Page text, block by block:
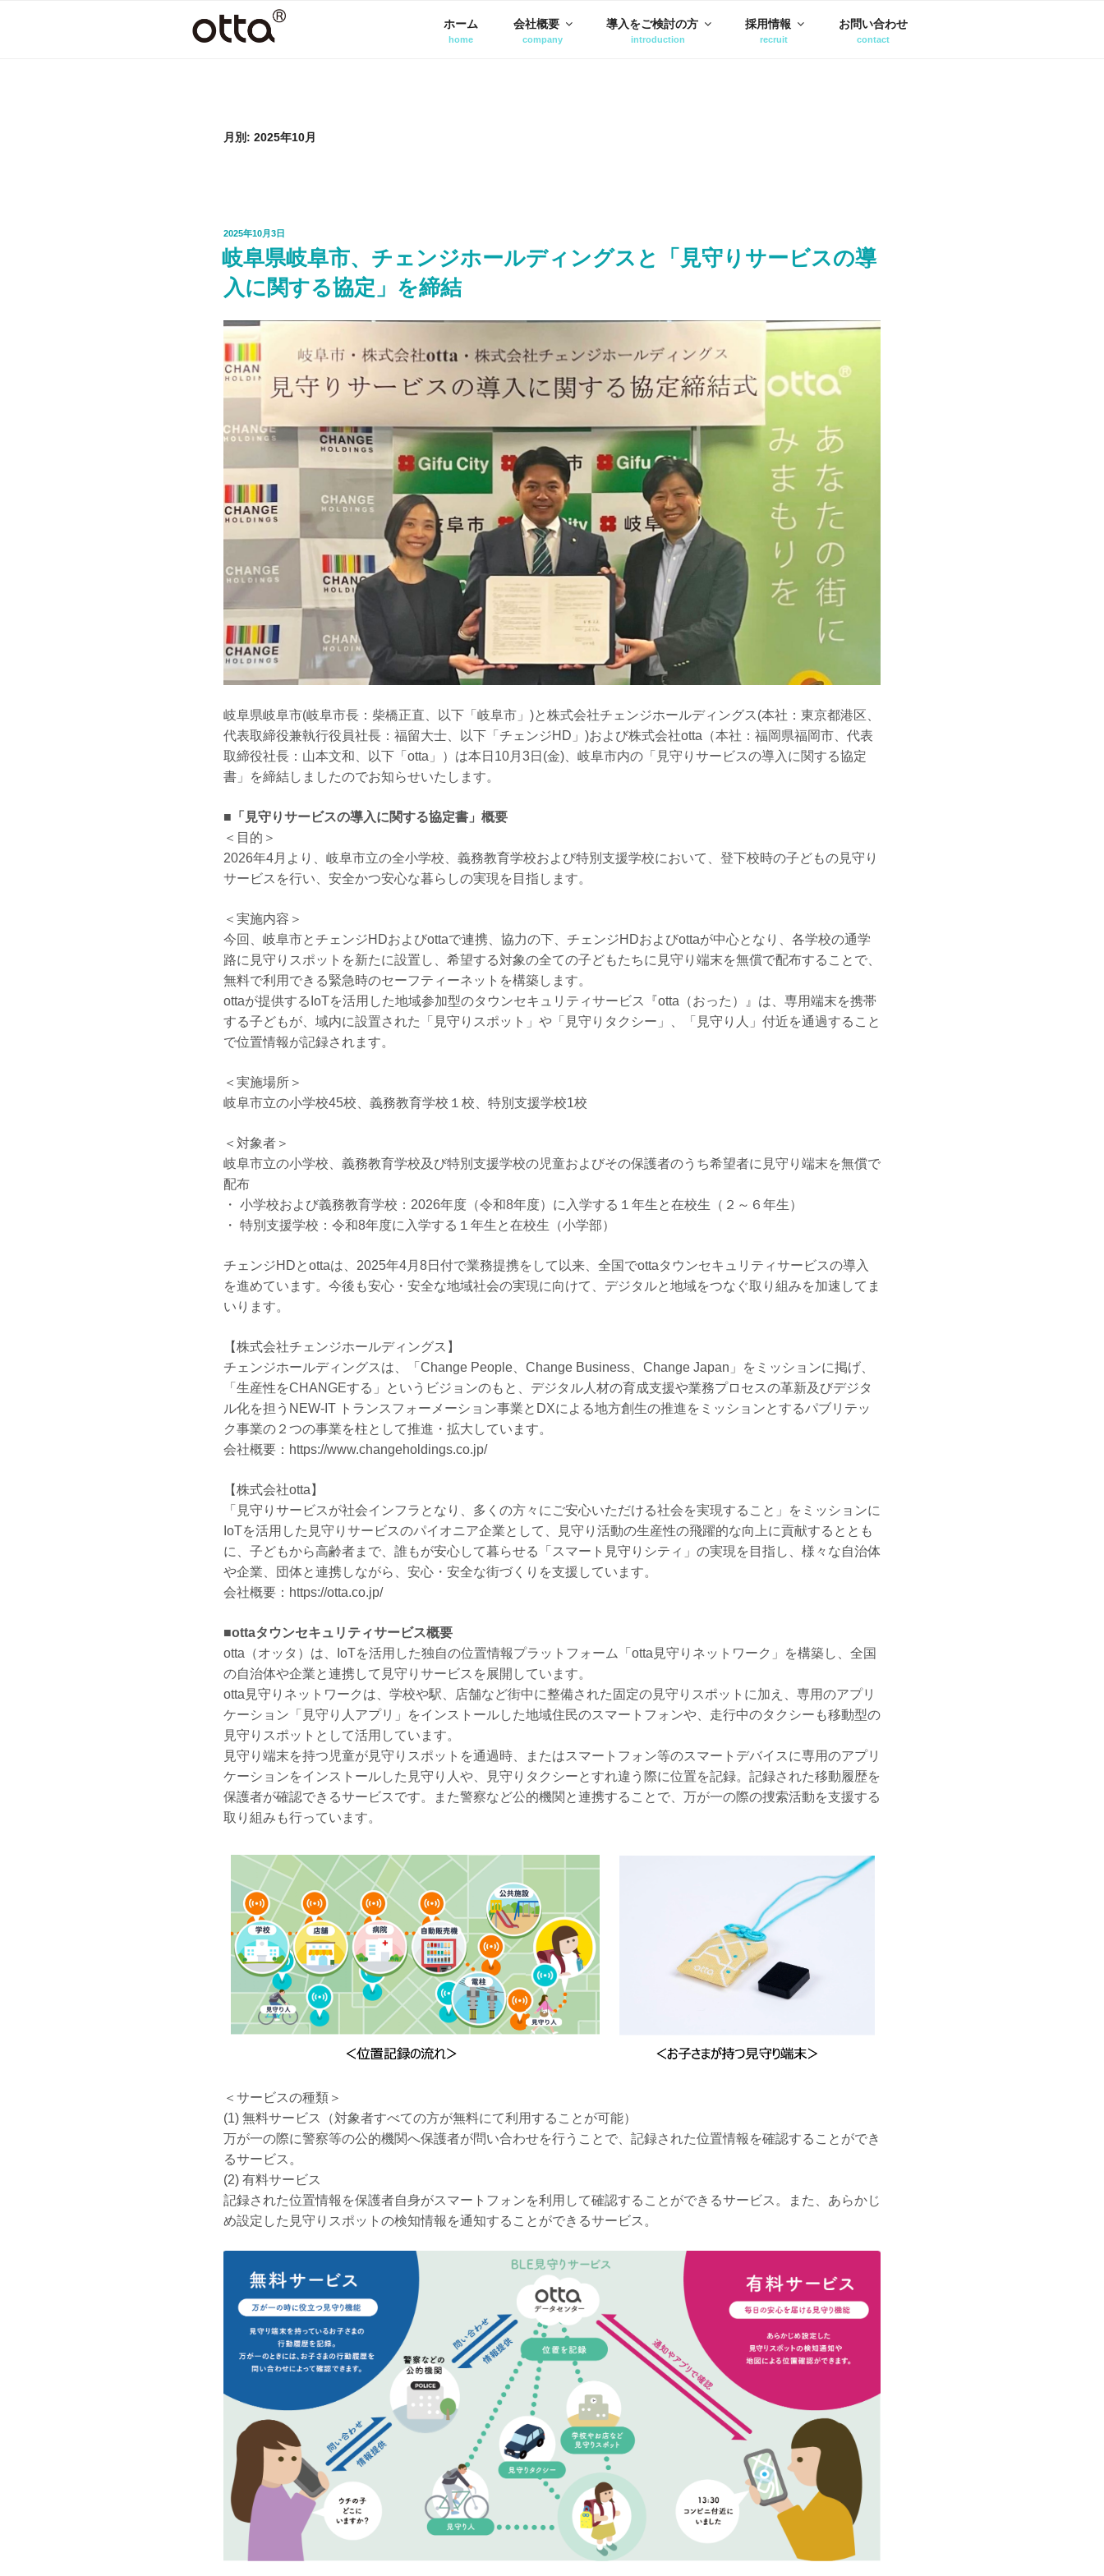
ホーム 会社概要 導入をご検討の方 採用情報 お問い合わせ
月別: 2025年10月
投
稿
日:
2025年10月3日
岐⾩県岐⾩市、チェンジホールディングスと「⾒守りサービスの導
⼊に関する協定」を締結
岐阜県岐阜市(岐阜市長：柴橋正直、以下「岐阜市」)と株式会社チェンジホールディングス(本社：東京都港区、
代表取締役兼執行役員社長：福留大士、以下「チェンジHD」)および株式会社otta（本社：福岡県福岡市、代表
取締役社長：山本文和、以下「otta」）は本日10月3日(金)、岐阜市内の「見守りサービスの導入に関する協定
書」を締結しましたのでお知らせいたします。
■「見守りサービスの導入に関する協定書」概要
＜目的＞
2026年4月より、岐阜市立の全小学校、義務教育学校および特別支援学校において、登下校時の子どもの見守り
サービスを行い、安全かつ安心な暮らしの実現を目指します。
＜実施内容＞
今回、岐阜市とチェンジHDおよびottaで連携、協力の下、チェンジHDおよびottaが中心となり、各学校の通学
路に見守りスポットを新たに設置し、希望する対象の全ての子どもたちに見守り端末を無償で配布することで、
無料で利用できる緊急時のセーフティーネットを構築します。
ottaが提供するIoTを活用した地域参加型のタウンセキュリティサービス『otta（おった）』は、専用端末を携帯
する子どもが、域内に設置された「見守りスポット」や「見守りタクシー」、「見守り人」付近を通過すること
で位置情報が記録されます。
＜実施場所＞
岐阜市立の小学校45校、義務教育学校１校、特別支援学校1校
＜対象者＞
岐阜市立の小学校、義務教育学校及び特別支援学校の児童およびその保護者のうち希望者に見守り端末を無償で
配布
・ 小学校および義務教育学校：2026年度（令和8年度）に入学する１年生と在校生（２～６年生）
・ 特別支援学校：令和8年度に入学する１年生と在校生（小学部）
チェンジHDとottaは、2025年4月8日付で業務提携をして以来、全国でottaタウンセキュリティサービスの導入
を進めています。今後も安心・安全な地域社会の実現に向けて、デジタルと地域をつなぐ取り組みを加速してま
いります。
【株式会社チェンジホールディングス】
チェンジホールディングスは、「Change People、Change Business、Change Japan」をミッションに掲げ、
「生産性をCHANGEする」というビジョンのもと、デジタル人材の育成支援や業務プロセスの革新及びデジタ
ル化を担うNEW-IT トランスフォーメーション事業とDXによる地方創生の推進をミッションとするパブリテッ
ク事業の２つの事業を柱として推進・拡大しています。
会社概要：https://www.changeholdings.co.jp/
【株式会社otta】
「見守りサービスが社会インフラとなり、多くの方々にご安心いただける社会を実現すること」をミッションに
IoTを活用した見守りサービスのパイオニア企業として、見守り活動の生産性の飛躍的な向上に貢献するととも
に、子どもから高齢者まで、誰もが安心して暮らせる「スマート見守りシティ」の実現を目指し、様々な自治体
や企業、団体と連携しながら、安心・安全な街づくりを支援しています。
会社概要：https://otta.co.jp/
■ottaタウンセキュリティサービス概要
otta（オッタ）は、IoTを活用した独自の位置情報プラットフォーム「otta見守りネットワーク」を構築し、全国
の自治体や企業と連携して見守りサービスを展開しています。
otta見守りネットワークは、学校や駅、店舗など街中に整備された固定の見守りスポットに加え、専用のアプリ
ケーション「見守り人アプリ」をインストールした地域住民のスマートフォンや、走行中のタクシーも移動型の
見守りスポットとして活用しています。
見守り端末を持つ児童が見守りスポットを通過時、またはスマートフォン等のスマートデバイスに専用のアプリ
ケーションをインストールした見守り人や、見守りタクシーとすれ違う際に位置を記録。記録された移動履歴を
保護者が確認できるサービスです。また警察など公的機関と連携することで、万が一の際の捜索活動を支援する
取り組みも行っています。
＜サービスの種類＞
(1) 無料サービス（対象者すべての方が無料にて利用することが可能）
万が一の際に警察等の公的機関へ保護者が問い合わせを行うことで、記録された位置情報を確認することができ
るサービス。
(2) 有料サービス
記録された位置情報を保護者自身がスマートフォンを利用して確認することができるサービス。また、あらかじ
め設定した見守りスポットの検知情報を通知することができるサービス。